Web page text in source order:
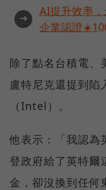
➜
AI提升效率
企業認證
除了點名台積電、
盧特尼克還提到陷
（Intel）。
他表示：「我認為
登政府給了英特爾
金，卻沒換到任何